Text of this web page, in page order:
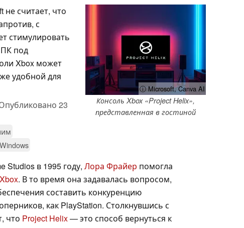
ⓘ Microsoft, Canva AI
Консоль Xbox «Project Helix»,
представленная в гостиной
считает, что
с
стимулировать
под
Xbox может
удобной для
23
Windows
Studios в 1995 году, Лора Фрайер помогла
. В то время она задавалась вопросом,
составить конкуренцию
как PlayStation. Столкнувшись с
что Project Helix— это способ вернуться к